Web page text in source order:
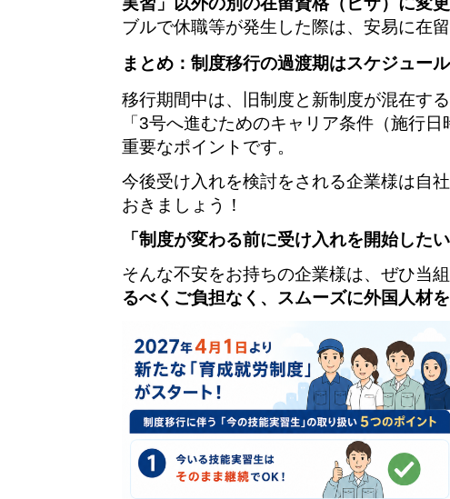
ブルで休職等が発生した際は、安易に在
まとめ：制度移行の過渡期はスケジュー
移行期間中は、旧制度と新制度が混在す
「3号へ進むためのキャリア条件（施行
重要なポイントです。
今後受け入れを検討をされる企業様は自
おきましょう！
「制度が変わる前に受け入れを開始した
そんな不安をお持ちの企業様は、ぜひ当
るべくご負担なく、スムーズに外国人材